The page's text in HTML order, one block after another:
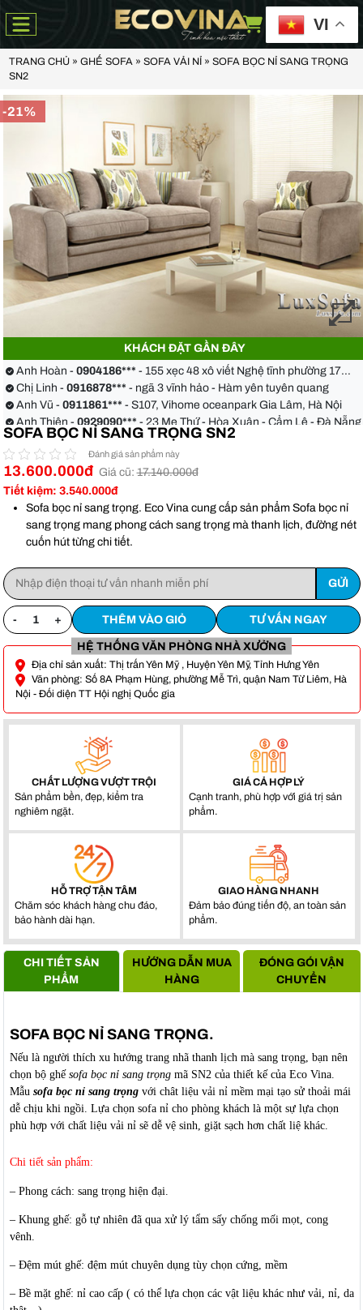
VI
TRANG CHỦ» GHẾ SOFA» SOFA VẢI NỈ » SOFA BỌC NỈ SANG TRỌNG
SN2
-21%
KHÁCH ĐẶT GẦN ĐÂY
- 23 Mẹ Thứ - Hòa Xuân - Cẩm Lệ - Đà Nẵng
0349582***- Toà Moonlight An Lạc, Vân Canh Hoài Đức
Anh Hoàn -0904186***- 155 xẹc 48 xô viết Nghệ tĩnh phường 17
quận Bình Thạnh
Chị Linh - 0916878***
- ngã 3 vĩnh hảo - Hàm yên tuyên quang
Anh Vũ -
0911861***
- S107, Vihome oceanpark Gia Lâm, Hà Nội
Anh Thiện -
0929090***
- 23 Mẹ Thứ - Hòa Xuân - Cẩm Lệ - Đà Nẵng
Chị Hoa -0988068***- 56 Nguyễn Khang, Cầu Giấy
Anh Việt - 0349582***
- Toà Moonlight An Lạc, Vân Canh Hoài Đức
Anh Hoàn -0904186***
- 155 xẹc 48 xô viết Nghệ tĩnh phường 17
quận Bình Thạnh
Chị Linh - 0916878***
Anh Vũ -
0911861*** - S107, Vihome oceanpark Gia Lâm, Hà Nội
SOFA BỌC NỈ SANG TRỌNG SN2
Đánh giá sản phẩm này
13.600.000đ Giá cũ:17.140.000đ
Tiết kiệm: 3.540.000đ
Sofa bọc nỉ sang trọng. Eco Vina cung cấp sản phẩm Sofa bọc nỉ
sang trọng mang phong cách sang trọng mà thanh lịch, đường nét
cuốn hút từng chi tiết.
- + THÊM VÀO GIỎ TƯ VẤN NGAY
HỆ THỐNG VĂN PHÒNG NHÀ XƯỞNG
Địa chỉ sản xuất: Thị trấn Yên Mỹ , Huyện Yên Mỹ, Tỉnh Hưng Yên
Văn phòng: Số 8A Phạm Hùng, phường Mễ Trì, quận Nam Từ Liêm, Hà
Nội - Đối diện TT Hội nghị Quốc gia
CHẤT LƯỢNG VƯỢT TRỘI
Sản phẩm bền, đẹp, kiểm tra
nghiêm ngặt.
GIÁ CẢ HỢP LÝ
Cạnh tranh, phù hợp với giá trị sản
phẩm.
HỖ TRỢ TẬN TÂM
Chăm sóc khách hàng chu đáo,
bảo hành dài hạn.
GIAO HÀNG NHANH
Đảm bảo đúng tiến độ, an toàn sản
phẩm.
CHI TIẾT SẢN
PHẨM
HƯỚNG DẪN MUA
HÀNG
ĐÓNG GÓI VẬN
CHUYỂN
SOFA BỌC NỈ SANG TRỌNG.
Nếu là người thích xu hướng trang nhã thanh lịch mà sang trọng, bạn nên
chọn bộ ghế sofa bọc nỉ sang trọngmã SN2 của thiết kế của Eco Vina.
Mẫu sofa bọc nỉ sang trọngvới chât liệu vải nỉ mềm mại tạo sử thoải mái
dễ chịu khi ngồi. Lựa chọn sofa nỉ cho phòng khách là một sự lựa chọn
phù hợp với chất liệu vải nỉ sẽ dễ vệ sinh, giặt sạch hơn chất liệ khác.
Chi tiết sản phẩm:
– Phong cách: sang trọng hiện đại.
– Khung ghế: gỗ tự nhiên đã qua xử lý tẩm sấy chống mối mọt, cong
vênh.
– Đệm mút ghế: đệm mút chuyên dụng tùy chọn cứng, mềm
– Bề mặt ghế: nỉ cao cấp ( có thể lựa chọn các vật liệu khác như vải, nỉ, da